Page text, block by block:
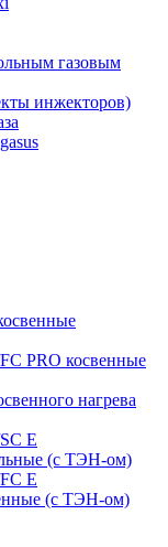
газовым
инжекторов)
PRO косвенные
нагрева
E
(с ТЭН-ом)
E
(с ТЭН-ом)